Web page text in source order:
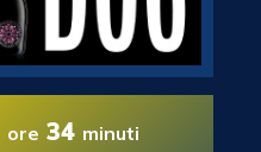
ore 34 minuti